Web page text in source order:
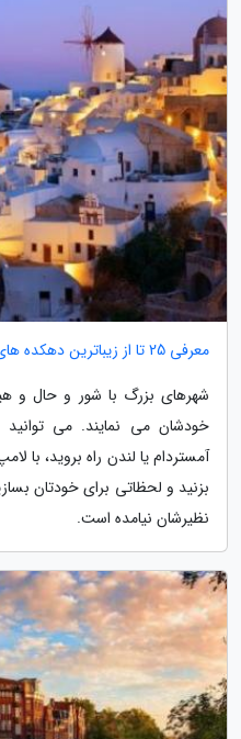
معرفی 25 تا از زیباترین دهکده های دنیا و شهرهای کوچک بهشتی
شهرهای بزرگ با شور و حال و
خودشان می نمایند. می
آمستردام یا لندن راه بروید، با
بزنید و لحظاتی برای خودتان
نظیرشان نیامده است.